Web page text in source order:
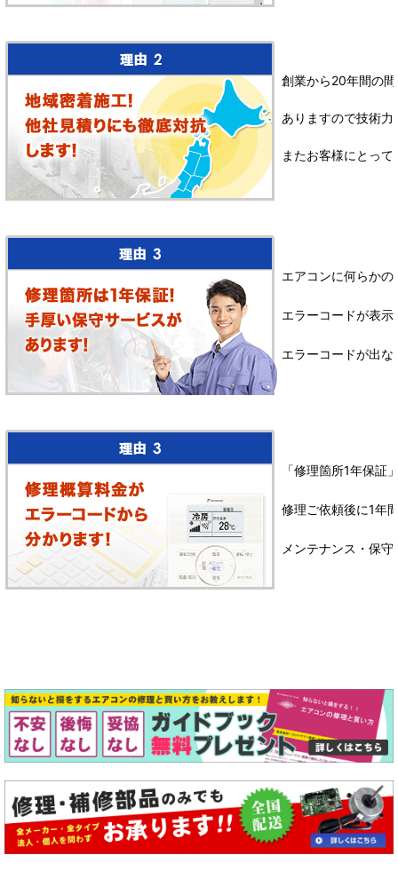
創業から20年間の
ありますので技術
またお客様にとっ
エアコンに何らか
エラーコードが表
エラーコードが出
「修理箇所1年保証
修理ご依頼後に1年
メンテナンス・保